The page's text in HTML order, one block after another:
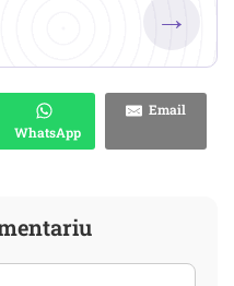
→
WhatsApp
Email